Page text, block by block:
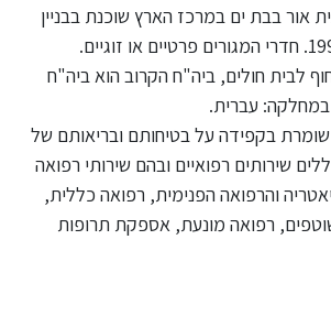
אור בבת ים במרכז הארץ שוכנת בבניין
לבית חולים, ביה"ח הקרוב הוא ביה"ח
במחלקה: עברית.
בקפידה על בטיחותם ובריאותם של
שירותים רפואיים ובהם שירותי רפואה
והרפואה הפנימית, רפואה כללית,
רפואה מונעת, אספקת תרופות